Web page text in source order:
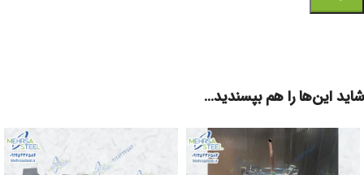
شاید این‌ها را هم بپسندید…